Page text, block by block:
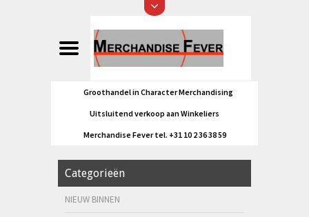
Groothandel in Character Merchandising
Uitsluitend verkoop aan Winkeliers
Merchandise Fever tel. +31 10 2 36 38 59
Categorieën
NIEUW BINNEN